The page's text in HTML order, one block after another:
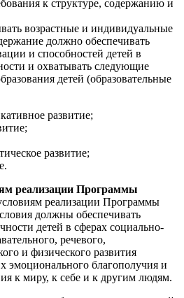
к структуре, содержанию и
возрастные и индивидуальные
должно обеспечивать
и способностей детей в
и охватывать следующие
детей (образовательные
развитие;
развитие;
реализации Программы
реализации Программы
должны обеспечивать
детей в сферах социально-
речевого,
и физического развития
эмоционального благополучия и
к миру, к себе и к другим людям.